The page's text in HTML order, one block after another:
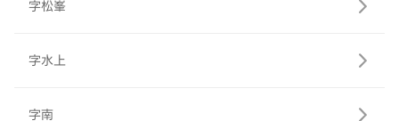
字松峯
字水上
字南